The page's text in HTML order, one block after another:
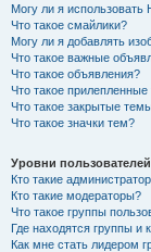
Могу ли я использовать
Что такое смайлики?
Могу ли я добавлять
Что такое важные
Что такое объявления?
Что такое
Что такое закрытые
Что такое значки тем?
Уровни
Кто такие
Кто такие модераторы?
Что такое группы
Где находятся группы и
Как мне стать лидером